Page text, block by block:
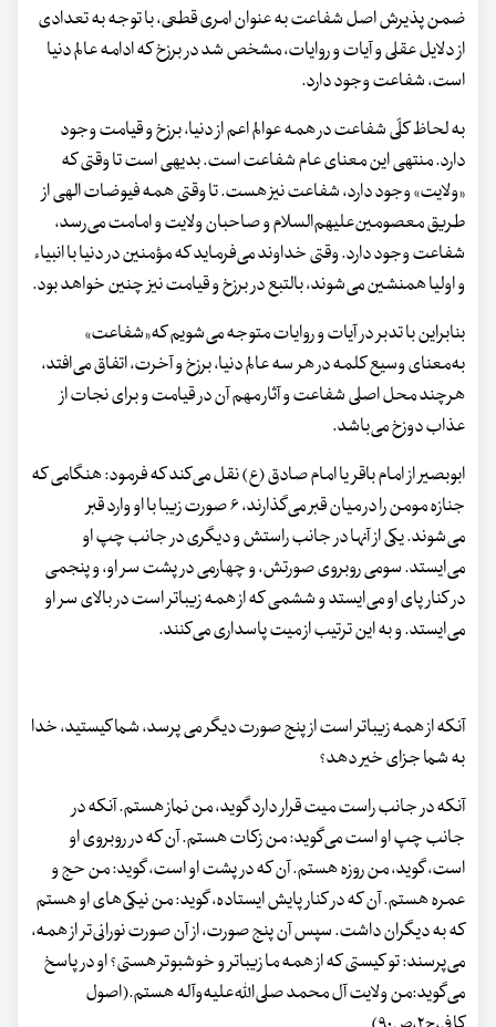
ضمن پذیرش اصل شفاعت به عنوان امری قطعی، با توجه به تعدادی
از دلایل عقلی و آیات و روایات، مشخص شد در برزخ که ادامه عالم دنیا
است، شفاعت وجود دارد.
به لحاظ کلّی شفاعت در همه عوالم اعم از دنیا، برزخ و قیامت وجود
دارد. منتهی این معنای عام شفاعت است. بدیهی است تا وقتی که
«ولایت» وجود دارد، شفاعت نیز هست. تا وقتی همه فیوضات الهی از
طریق معصومین‌علیهم‌السلام و صاحبان ولایت و امامت می‌رسد،
شفاعت وجود دارد. وقتی خداوند می‌فرماید که مؤمنین در دنیا با انبیاء
و اولیا همنشین می‌شوند، بالتبع در برزخ و قیامت نیز چنین خواهد بود.
بنابراین با تدبر در آیات و روایات متوجه می‌شویم که«شفاعت»
به‌معنای وسیع کلمه در هر سه عالم دنیا، برزخ و آخرت، اتفاق می‌افتد،
هرچند محل اصلی شفاعت و آثار مهم آن در قیامت و برای نجات از
عذاب دوزخ می‌باشد.
ابوبصیر از امام باقر یا امام صادق (ع) نقل می‌کند که فرمود: هنگامی که
جنازه مومن را در میان قبر می‌گذارند، ۶ صورت زیبا با او وارد قبر
می‌شوند. یکی از آنها در جانب راستش و دیگری در جانب چپ او
می‌ایستد. سومی روبروی صورتش، و چهارمی در پشت سر او، و پنجمی
در کنار پای او می‌ایستد و ششمی که از همه زیباتر است در بالای سر او
می‌ایستد. و به این ترتیب از میت پاسداری می‌کنند.
آنکه از همه زیباتر است از پنج صورت دیگر می پرسد، شما کیستید، خدا
به شما جزای خیر دهد؟
آنکه در جانب راست میت قرار دارد گوید، من نماز هستم. آنکه در
جانب چپ او است می‌گوید: من زکات هستم. آن که در روبروی او
است، گوید، من روزه هستم. آن که در پشت او است، گوید: من حج و
عمره هستم. آن که در کنار پایش ایستاده، گوید: من نیکی‌های او هستم
که به دیگران داشت. سپس آن پنج صورت، از آن صورت نورانی‌تر از همه،
می‌پرسند: تو کیستی که از همه ما زیباتر و خوشبوتر هستی؟ او در پاسخ
می‌گوید:من ولایت آل محمد صلی‌الله‌علیه‌وآله هستم.(اصول